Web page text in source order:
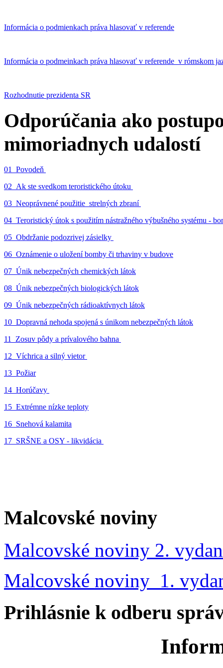
Informácia o podmienkach práva hlasovať v referende
Informácia o podmeinkach práva hlasovať v referende v rómskom
Rozhodnutie prezidenta SR
Odporúčania ako
mimoriadnych udalostí
01_Povodeň
02_Ak ste svedkom teroristického útoku
03_Neoprávnené použitie strelných zbraní
04_Teroristický útok s použitím nástražného výbušného systému -
05_Obdržanie podozrivej zásielky
06_Oznámenie o uložení bomby či trhaviny v budove
07_Únik nebezpečných chemických látok
08_Únik nebezpečných biologických látok
09_Únik nebezpečných rádioaktívnych látok
10_Dopravná nehoda spojená s únikom nebezpečných látok
11_Zosuv pôdy a prívalového bahna
12_Víchrica a silný vietor
13_Požiar
14_Horúčavy
15_Extrémne nízke teploty
16_Snehová kalamita
17_SRŠNE a OSY - likvidácia
Malcovské noviny
Malcovské noviny 2.
Malcovské noviny 1.
Prihlásnie k odberu